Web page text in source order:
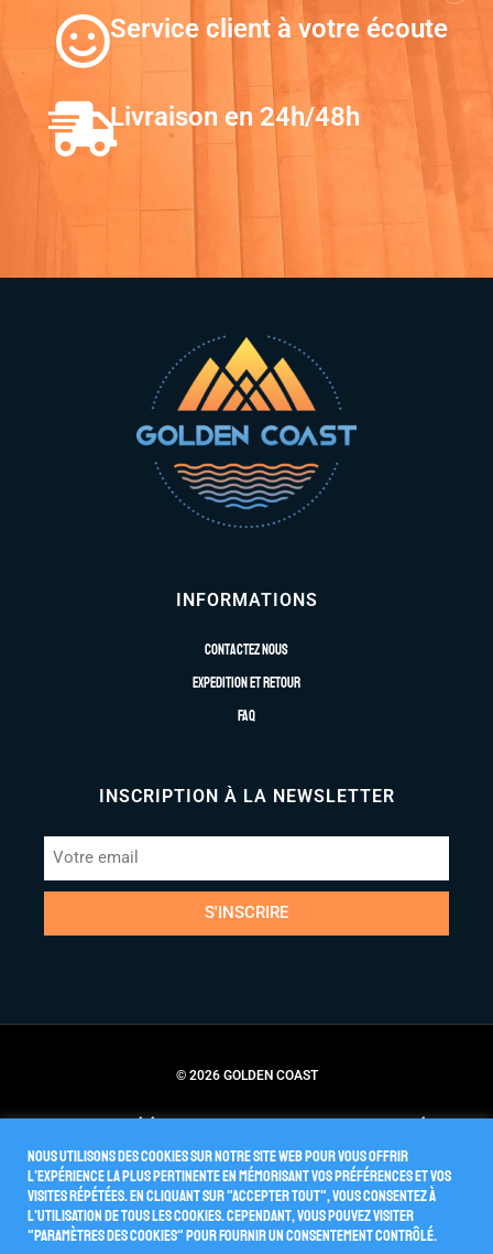
Service client à votre écoute
Livraison en 24h/48h
INFORMATIONS
Contactez nous
Expedition et retour
FAQ
INSCRIPTION À LA NEWSLETTER
S'INSCRIRE
© 2026 GOLDEN COAST
Nous utilisons des cookies sur notre site Web pour vous offrir
l'expérience la plus pertinente en mémorisant vos préférences et vos
visites répétées. En cliquant sur "Accepter tout", vous consentez à
l'utilisation de TOUS les cookies. Cependant, vous pouvez visiter
"Paramètres des cookies" pour fournir un consentement contrôlé.